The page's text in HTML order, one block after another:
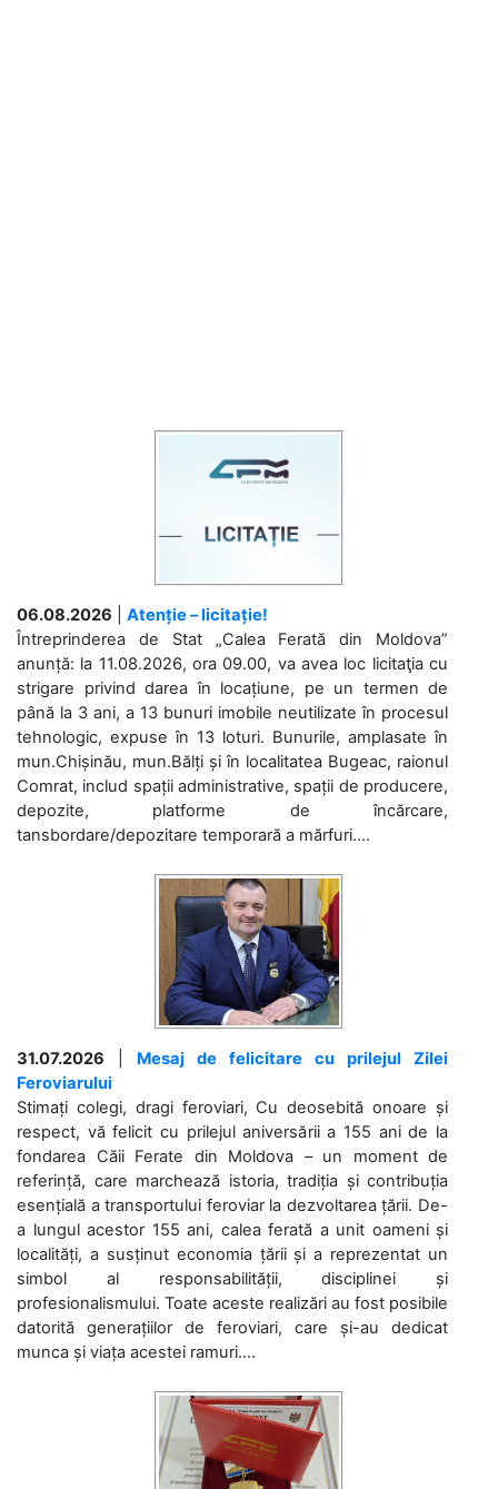
06.08.2026
Atenție – licitație!
Întreprinderea de Stat „Calea Ferată din Moldova”
anunță: la 11.08.2026, ora 09.00, va avea loc licitaţia cu
strigare privind darea în locațiune, pe un termen de
până la 3 ani, a 13 bunuri imobile neutilizate în procesul
tehnologic, expuse în 13 loturi. Bunurile, amplasate în
mun.Chișinău, mun.Bălți și în localitatea Bugeac, raionul
Comrat, includ spații administrative, spații de producere,
depozite, platforme de încărcare,
tansbordare/depozitare temporară a mărfuri....
31.07.2026
Mesaj de felicitare cu prilejul Zilei
Feroviarului
Stimați colegi, dragi feroviari, Cu deosebită onoare și
respect, vă felicit cu prilejul aniversării a 155 ani de la
fondarea Căii Ferate din Moldova – un moment de
referință, care marchează istoria, tradiția și contribuția
esențială a transportului feroviar la dezvoltarea țării. De-
a lungul acestor 155 ani, calea ferată a unit oameni și
localități, a susținut economia țării și a reprezentat un
simbol al responsabilității, disciplinei și
profesionalismului. Toate aceste realizări au fost posibile
datorită generațiilor de feroviari, care și-au dedicat
munca și viața acestei ramuri....